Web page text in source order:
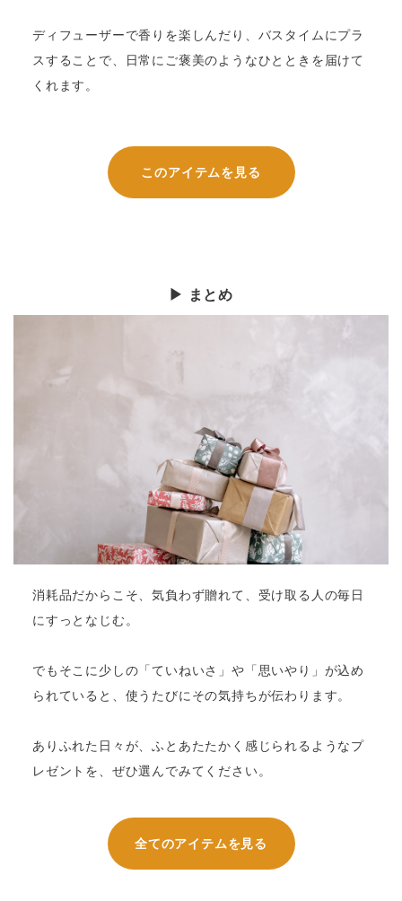
ディフューザーで香りを楽しんだり、バスタイムにプラ
スすることで、日常にご褒美のようなひとときを届けて
くれます。
このアイテムを見る
▶ まとめ
消耗品だからこそ、気負わず贈れて、受け取る人の毎日
にすっとなじむ。
でもそこに少しの「ていねいさ」や「思いやり」が込め
られていると、使うたびにその気持ちが伝わります。
ありふれた日々が、ふとあたたかく感じられるようなプ
レゼントを、ぜひ選んでみてください。
全てのアイテムを見る